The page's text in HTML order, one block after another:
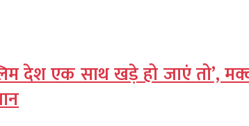
देश एक साथ खड़े हो जाएं तो’,